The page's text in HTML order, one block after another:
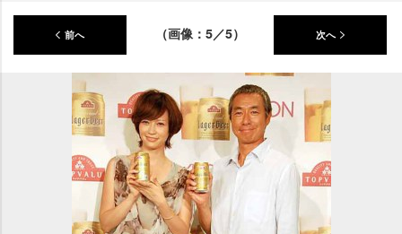
前へ （画像：5／5） 次へ